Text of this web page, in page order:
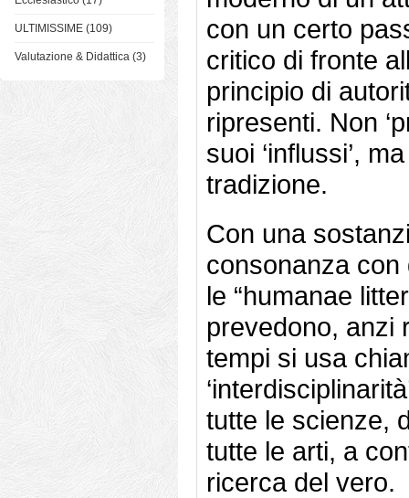
ULTIMISSIME (109)
Valutazione & Didattica (3)
con un certo
critico di fronte
principio di
ripresenti. Non
suoi ‘influssi’,
tradizione.
Con una
consonanza
le “humanae
prevedono, anzi
tempi si usa
tutte le scienze,
tutte le arti, a
ricerca del vero.